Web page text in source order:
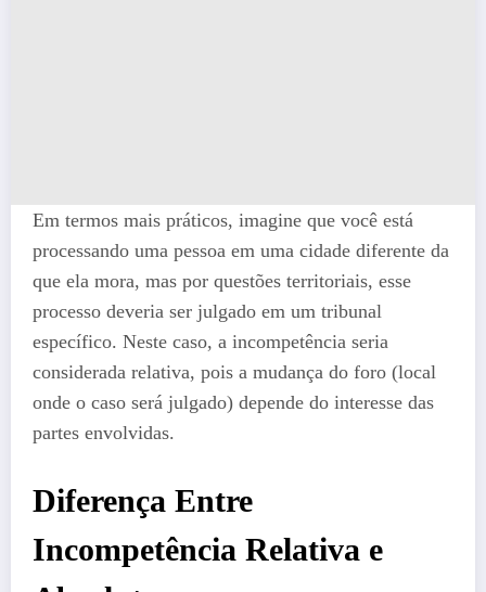
Em termos mais práticos, imagine que você está
processando uma pessoa em uma cidade diferente da
que ela mora, mas por questões territoriais, esse
processo deveria ser julgado em um tribunal
específico. Neste caso, a incompetência seria
considerada relativa, pois a mudança do foro (local
onde o caso será julgado) depende do interesse das
partes envolvidas.
Diferença Entre
Incompetência Relativa e